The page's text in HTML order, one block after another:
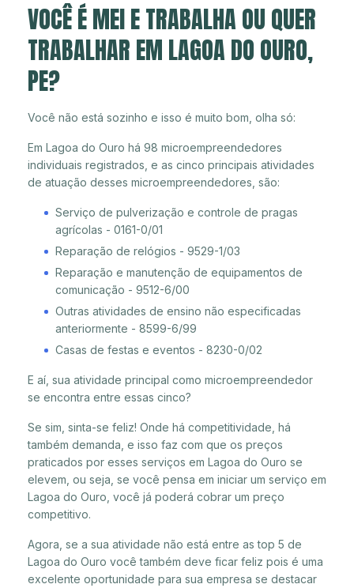
VOCÊ É MEI E TRABALHA OU QUER
TRABALHAR EM LAGOA DO OURO,
PE?
Você não está sozinho e isso é muito bom, olha só:
Em Lagoa do Ouro há 98 microempreendedores
individuais registrados, e as cinco principais atividades
de atuação desses microempreendedores, são:
Serviço de pulverização e controle de pragas
agrícolas - 0161-0/01
Reparação de relógios - 9529-1/03
Reparação e manutenção de equipamentos de
comunicação - 9512-6/00
Outras atividades de ensino não especificadas
anteriormente - 8599-6/99
Casas de festas e eventos - 8230-0/02
E aí, sua atividade principal como microempreendedor
se encontra entre essas cinco?
Se sim, sinta-se feliz! Onde há competitividade, há
também demanda, e isso faz com que os preços
praticados por esses serviços em Lagoa do Ouro se
elevem, ou seja, se você pensa em iniciar um serviço em
Lagoa do Ouro, você já poderá cobrar um preço
competitivo.
Agora, se a sua atividade não está entre as top 5 de
Lagoa do Ouro você também deve ficar feliz pois é uma
excelente oportunidade para sua empresa se destacar